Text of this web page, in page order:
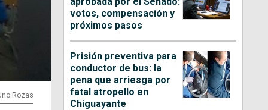
Rozas
votos, compensación y
próximos pasos
Prisión preventiva para
conductor de bus: la
pena que arriesga por
fatal atropello en
Chiguayante